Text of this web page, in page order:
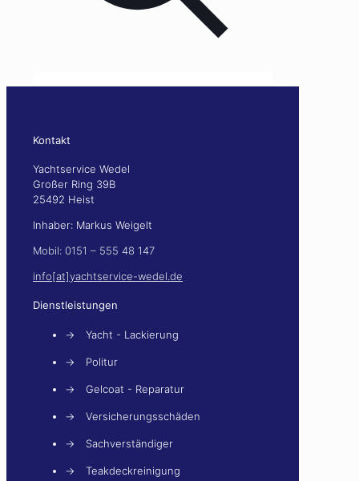
Kontakt
Yachtservice Wedel
Großer Ring 39B
25492 Heist
Inhaber: Markus Weigelt
Mobil: 0151 – 555 48 147
info[at]yachtservice-wedel.de
Dienstleistungen
→ Yacht - Lackierung
→ Politur
→ Gelcoat - Reparatur
→ Versicherungsschäden
→ Sachverständiger
→ Teakdeckreinigung